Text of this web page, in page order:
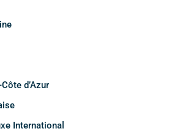
d’Azur
International